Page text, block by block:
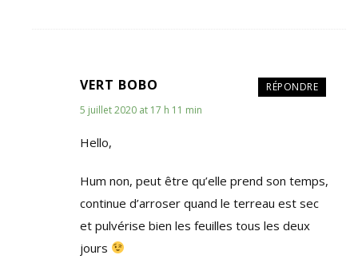
RÉPONDRE
VERT BOBO
5 juillet 2020 at 17 h 11 min
Hello,
Hum non, peut être qu’elle prend son temps,
continue d’arroser quand le terreau est sec
et pulvérise bien les feuilles tous les deux
jours